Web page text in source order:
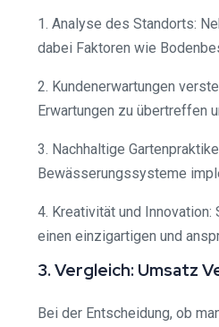
1. Analyse des Standorts:
dabei Faktoren wie
2. Kundenerwartungen
Erwartungen zu übertreffen
3. Nachhaltige
Bewässerungssysteme
4. Kreativität und
einen einzigartigen und
3. Vergleich: Umsatz
Bei der Entscheidung, ob